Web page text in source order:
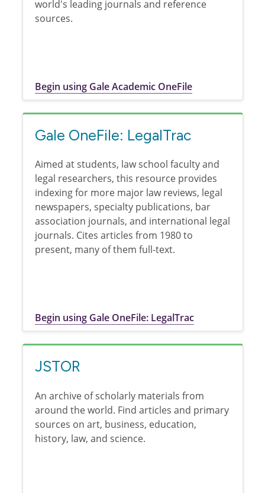
world's leading journals and reference
sources.
Begin using Gale Academic OneFile
Gale OneFile: LegalTrac
Aimed at students, law school faculty and
legal researchers, this resource provides
indexing for more major law reviews, legal
newspapers, specialty publications, bar
association journals, and international legal
journals. Cites articles from 1980 to
present, many of them full-text.
Begin using Gale OneFile: LegalTrac
JSTOR
An archive of scholarly materials from
around the world. Find articles and primary
sources on art, business, education,
history, law, and science.